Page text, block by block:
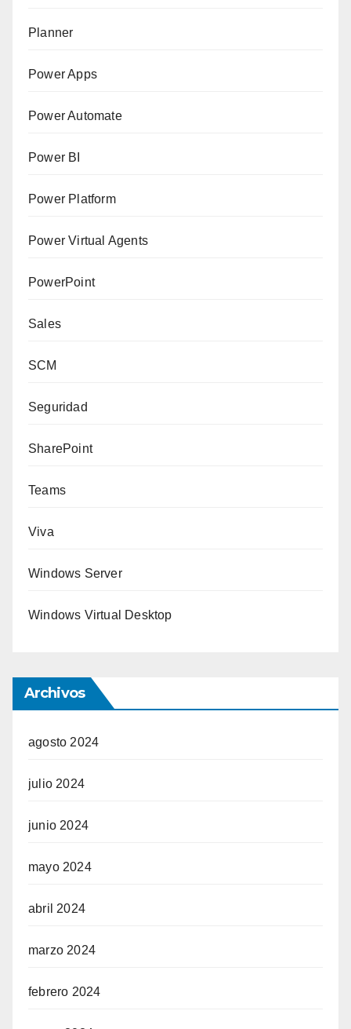
Planner
Power Apps
Power Automate
Power BI
Power Platform
Power Virtual Agents
PowerPoint
Sales
SCM
Seguridad
SharePoint
Teams
Viva
Windows Server
Windows Virtual Desktop
Archivos
agosto 2024
julio 2024
junio 2024
mayo 2024
abril 2024
marzo 2024
febrero 2024